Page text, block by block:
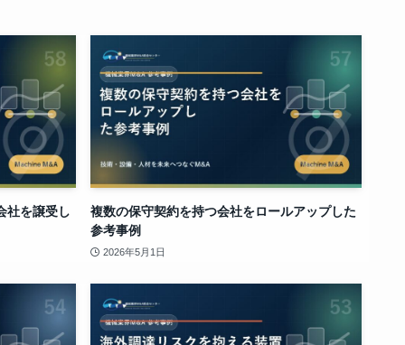
社を譲受し
複数の保守契約を持つ会社をロールアップした
参考事例
2026年5月1日